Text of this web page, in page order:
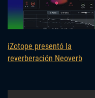
iZotope presentó la
reverberación Neoverb